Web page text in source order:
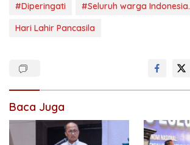
#Diperingati
#Seluruh warga Indonesia.
Hari Lahir Pancasila
Baca Juga